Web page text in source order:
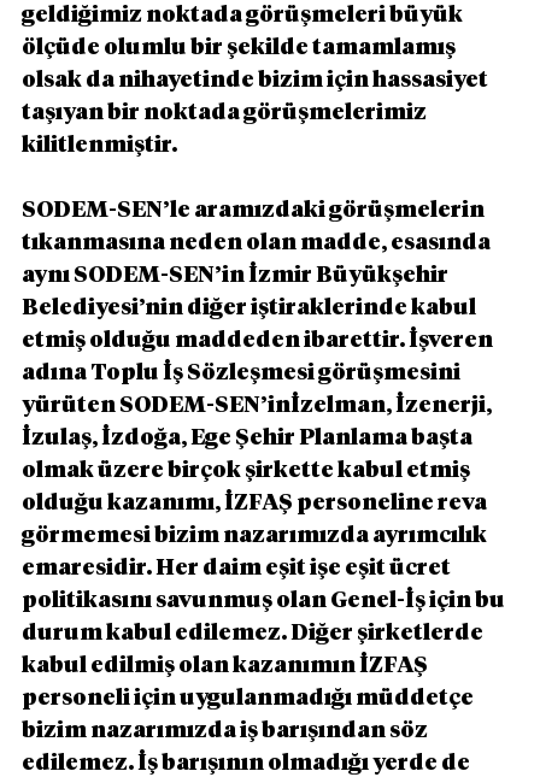
geldiğimiz noktada görüşmeleri büyük
ölçüde olumlu bir şekilde tamamlamış
olsak da nihayetinde bizim için hassasiyet
taşıyan bir noktada görüşmelerimiz
kilitlenmiştir.
SODEM-SEN’le aramızdaki görüşmelerin
tıkanmasına neden olan madde, esasında
aynı SODEM-SEN’in İzmir Büyükşehir
Belediyesi’nin diğer iştiraklerinde kabul
etmiş olduğu maddeden ibarettir. İşveren
adına Toplu İş Sözleşmesi görüşmesini
yürüten SODEM-SEN’inİzelman, İzenerji,
İzulaş, İzdoğa, Ege Şehir Planlama başta
olmak üzere birçok şirkette kabul etmiş
olduğu kazanımı, İZFAŞ personeline reva
görmemesi bizim nazarımızda ayrımcılık
emaresidir. Her daim eşit işe eşit ücret
politikasını savunmuş olan Genel-İş için bu
durum kabul edilemez. Diğer şirketlerde
kabul edilmiş olan kazanımın İZFAŞ
personeli için uygulanmadığı müddetçe
bizim nazarımızda iş barışından söz
edilemez. İş barışının olmadığı yerde de